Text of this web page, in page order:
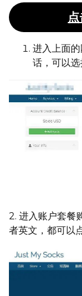
进入上面
话，可以选
2. 进入账户套餐
者英文，都可以